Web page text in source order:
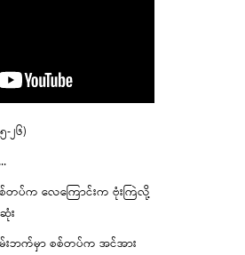
၂၆)
စ်တပ်က လေကြောင်းက ဗုံးကြဲလို့
း
မ်းဘက်မှာ စစ်တပ်က အင်အား